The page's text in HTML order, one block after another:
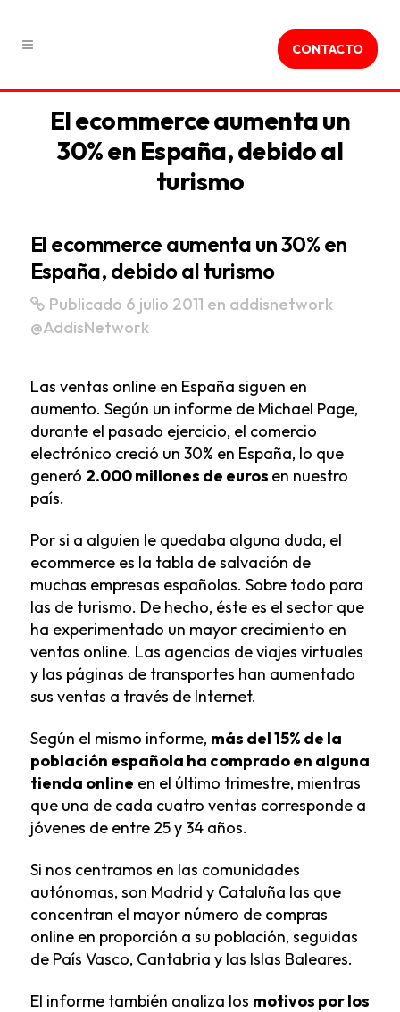
CONTACTO
El ecommerce aumenta un
30% en España, debido al
turismo
El ecommerce aumenta un 30% en
España, debido al turismo
Publicado 6 julio 2011 en addisnetwork
@AddisNetwork
Las ventas online en España siguen en
aumento. Según un informe de Michael Page,
durante el pasado ejercicio, el comercio
electrónico creció un 30% en España, lo que
generó 2.000 millones de euros en nuestro
país.
Por si a alguien le quedaba alguna duda, el
ecommerce es la tabla de salvación de
muchas empresas españolas. Sobre todo para
las de turismo. De hecho, éste es el sector que
ha experimentado un mayor crecimiento en
ventas online. Las agencias de viajes virtuales
y las páginas de transportes han aumentado
sus ventas a través de Internet.
Según el mismo informe, más del 15% de la
población española ha comprado en alguna
tienda online en el último trimestre, mientras
que una de cada cuatro ventas corresponde a
jóvenes de entre 25 y 34 años.
Si nos centramos en las comunidades
autónomas, son Madrid y Cataluña las que
concentran el mayor número de compras
online en proporción a su población, seguidas
de País Vasco, Cantabria y las Islas Baleares.
El informe también analiza los motivos por los